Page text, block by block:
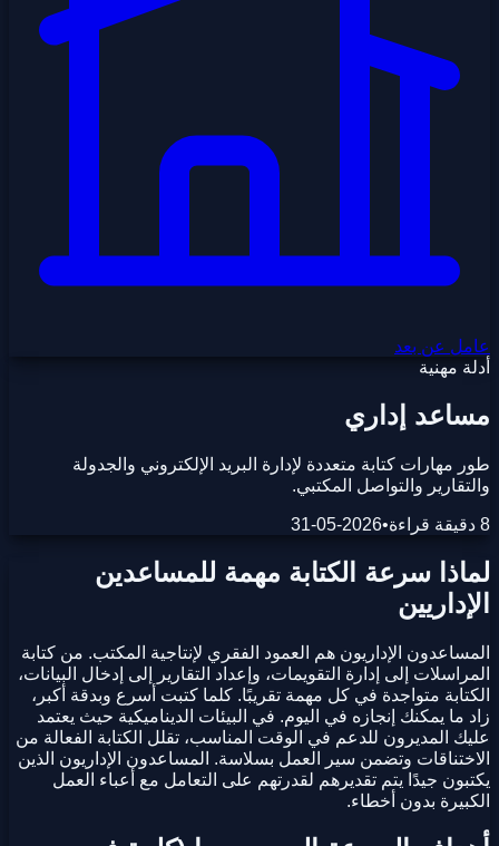
عامل عن بعد
أدلة مهنية
مساعد إداري
طور مهارات كتابة متعددة لإدارة البريد الإلكتروني والجدولة
والتقارير والتواصل المكتبي.
8 دقيقة قراءة •
2026-05-31
لماذا سرعة الكتابة مهمة للمساعدين
الإداريين
المساعدون الإداريون هم العمود الفقري لإنتاجية المكتب. من كتابة
المراسلات إلى إدارة التقويمات، وإعداد التقارير إلى إدخال البيانات،
الكتابة متواجدة في كل مهمة تقريبًا. كلما كتبت أسرع وبدقة أكبر،
زاد ما يمكنك إنجازه في اليوم. في البيئات الديناميكية حيث يعتمد
عليك المديرون للدعم في الوقت المناسب، تقلل الكتابة الفعالة من
الاختناقات وتضمن سير العمل بسلاسة. المساعدون الإداريون الذين
يكتبون جيدًا يتم تقديرهم لقدرتهم على التعامل مع أعباء العمل
الكبيرة بدون أخطاء.